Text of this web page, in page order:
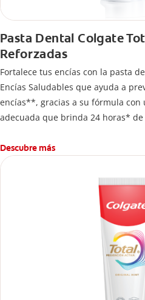
Pasta Dental Colgate
Reforzadas
Fortalece tus encías con la pasta
Encías Saludables que ayuda a
encías**, gracias a su fórmula con
adecuada que brinda 24 horas*
Descubre más